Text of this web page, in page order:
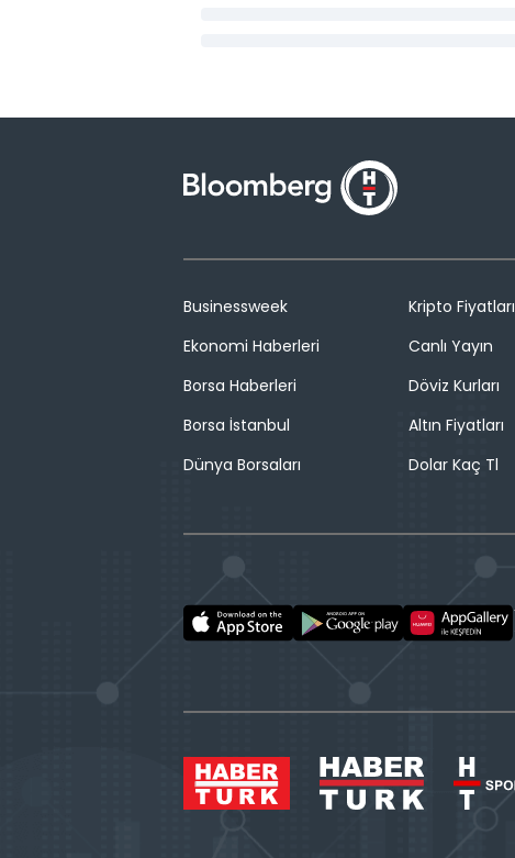
Businessweek
Ekonomi Haberleri
Borsa Haberleri
Borsa İstanbul
Dünya Borsaları
Kripto Fiyatları
Canlı Yayın
Döviz Kurları
Altın Fiyatları
Dolar Kaç Tl